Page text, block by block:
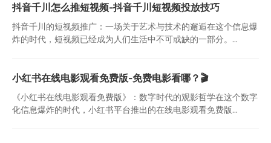
抖音千川怎么推短视频-抖音千川短视频投放技巧
抖音千川的短视频推广：一场关于艺术与技术的邂逅在这个信息爆
炸的时代，短视频已经成为人们生活中不可或缺的一部分。...
小红书在线电影观看免费版-免费电影看哪？🎬
《小红书在线电影观看免费版》：数字时代的观影哲学在这个数字
化信息爆炸的时代，小红书平台推出的在线电影观看免费版...